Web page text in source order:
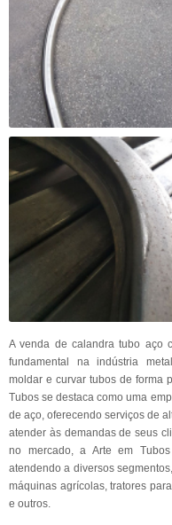
A venda de calandra tubo aço
fundamental na indústria
moldar e curvar tubos de forma
Tubos se destaca como uma
de aço, oferecendo serviços de
atender às demandas de seus
no mercado, a Arte em
atendendo a diversos
máquinas agrícolas, tratores
e outros.